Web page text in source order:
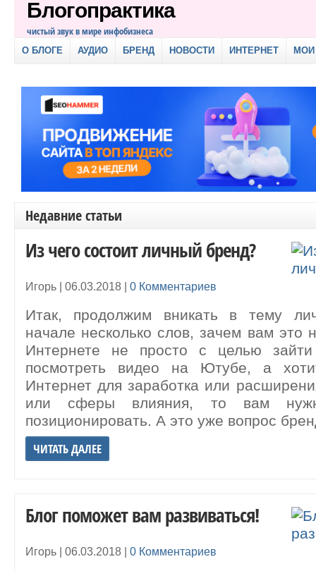
Блогопрактика
чистый звук в мире инфобизнеса
О БЛОГЕ АУДИО БРЕНД НОВОСТИ ИНТЕРНЕТ
Недавние статьи
Из чего состоит личный бренд?
Игорь | 06.03.2018 0 Комментариев
Итак, продолжим вникать в тему
начале несколько слов, зачем вам это
Интернете не просто с целью
посмотреть видео на Ютубе, а
Интернет для заработка или
или сферы влияния, то вам
позиционировать. А это уже вопрос
ЧИТАТЬ ДАЛЕЕ
Блог поможет вам развиваться!
Игорь | 06.03.2018 0 Комментариев